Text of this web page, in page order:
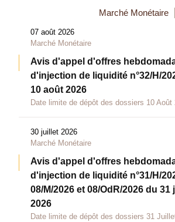
Marché Monétaire
07 août 2026
Marché Monétaire
Avis d'appel d'offres
d'injection de liquidité n°32/H/
10 août 2026
Date limite de dépôt des dossiers 10 Août
30 juillet 2026
Marché Monétaire
Avis d'appel d'offres
d'injection de liquidité n°31/H/
08/M/2026 et 08/OdR/2026 du 31
2026
Date limite de dépôt des dossiers 31